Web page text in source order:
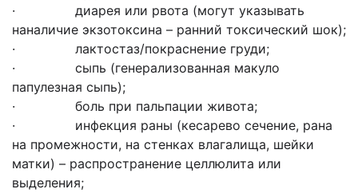
· диарея или рвота (могут указывать
наналичие экзотоксина – ранний токсический шок);
· лактостаз/покраснение груди;
· сыпь (генерализованная макуло
папулезная сыпь);
· боль при пальпации живота;
· инфекция раны (кесарево сечение, рана
на промежности, на стенках влагалища, шейки
матки) – распространение целлюлита или
выделения;